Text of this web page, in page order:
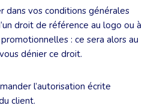
dans vos conditions générales
droit de référence au logo ou à
: ce sera alors au
dénier ce droit.
l’autorisation écrite
client.